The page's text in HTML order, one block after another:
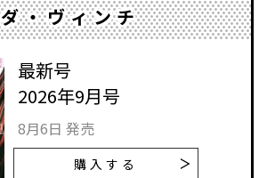
ダ・ヴィンチ
最新号
2026年9月号
8月6日 発売
購入する